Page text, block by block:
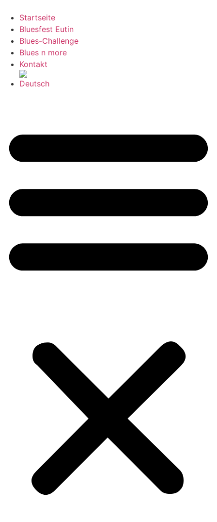
Inhalt
springen
Startseite
Bluesfest Eutin
Blues-Challenge
Blues n more
Kontakt